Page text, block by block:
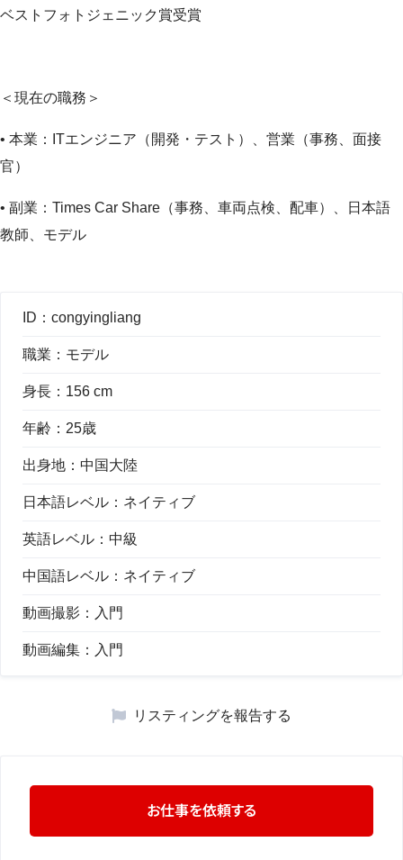
ベストフォトジェニック賞受賞
＜現在の職務＞
• 本業：ITエンジニア（開発・テスト）、営業（事務、面接
官）
• 副業：Times Car Share（事務、車両点検、配車）、日本語
教師、モデル
ID： congyingliang
職業： モデル
身長： 156 cm
年齢： 25歳
出身地： 中国大陸
日本語レベル： ネイティブ
英語レベル： 中級
中国語レベル： ネイティブ
動画撮影： 入門
動画編集： 入門
リスティングを報告する
お仕事を依頼する